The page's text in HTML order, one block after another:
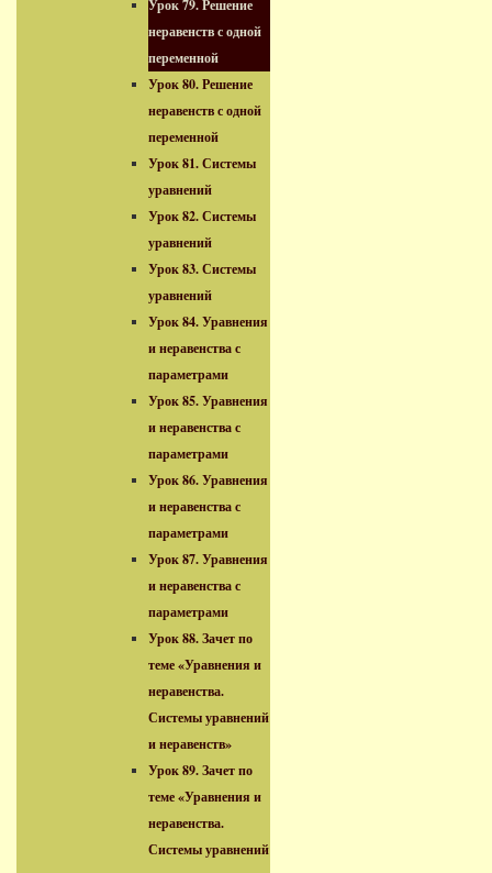
Урок 79. Решение
неравенств с одной
переменной
Урок 80. Решение
неравенств с одной
переменной
Урок 81. Системы
уравнений
Урок 82. Системы
уравнений
Урок 83. Системы
уравнений
Урок 84. Уравнения
и неравенства с
параметрами
Урок 85. Уравнения
и неравенства с
параметрами
Урок 86. Уравнения
и неравенства с
параметрами
Урок 87. Уравнения
и неравенства с
параметрами
Урок 88. Зачет по
теме «Уравнения и
неравенства.
Системы уравнений
и неравенств»
Урок 89. Зачет по
теме «Уравнения и
неравенства.
Системы уравнений